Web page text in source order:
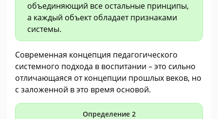
объединяющий все остальные принципы,
а каждый объект обладает признаками
системы.
Современная концепция педагогического
системного подхода в воспитании – это сильно
отличающаяся от концепции прошлых веков, но
с заложенной в это время основой.
Определение 2